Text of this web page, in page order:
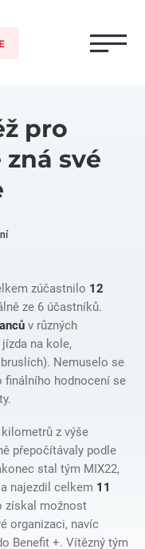
pro
své
zúčastnilo 12
ze 6 účastníků.
v různých
na kole,
Nemuselo se
finálního hodnocení se
z výše
přepočítávaly podle
stal tým MIX22,
najezdil celkem 11
získal možnost
organizaci, navíc
Benefit +. Vítězný tým